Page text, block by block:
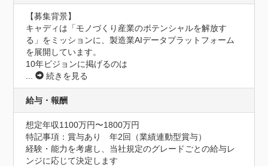
【募集背景】
キャディは「モノづくり産業のポテンシャルを解放す
る」をミッションに、製造業AIデータプラットフォーム
を展開しています。
10年ビジョンに掲げるのは
...
続きを見る
給与・報酬
想定年収1100万円〜1800万円
特記事項：賞与あり　年2回（業績連動型賞与）
経験・能力を考慮し、当社規定のグレードごとの給与レ
ンジに応じて決定します